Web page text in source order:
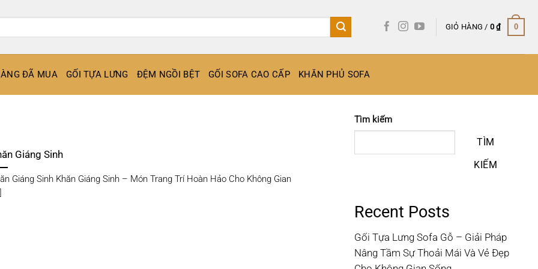
GIỎ HÀNG / 0₫ 0
ĐÃ MUA GỐI TỰA LƯNG ĐỆM NGỒI BỆT GỐI SOFA CAO CẤP KHĂN PHỦ SOFA
Giáng Sinh
Giáng Sinh Khăn Giáng Sinh – Món Trang Trí Hoàn Hảo Cho Không Gian
Tìm kiếm
TÌM
KIẾM
Recent Posts
Gối Tựa Lưng Sofa Gỗ – Giải Pháp
Nâng Tầm Sự Thoải Mái Và Vẻ Đẹp